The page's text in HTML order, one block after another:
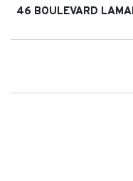
46 BOULEVARD